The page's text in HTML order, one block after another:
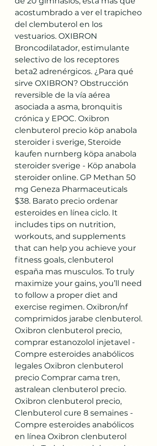
acostumbrado a ver el trapicheo
del clembuterol en los
vestuarios. OXIBRON
Broncodilatador, estimulante
selectivo de los receptores
beta2 adrenérgicos. ¿Para qué
sirve OXIBRON? Obstrucción
reversible de la vía aérea
asociada a asma, bronquitis
crónica y EPOC. Oxibron
clenbuterol precio köp anabola
steroider i sverige, Steroide
kaufen nurnberg köpa anabola
steroider sverige - Köp anabola
steroider online. GP Methan 50
mg Geneza Pharmaceuticals
$38. Barato precio ordenar
esteroides en línea ciclo. It
includes tips on nutrition,
workouts, and supplements
that can help you achieve your
fitness goals, clenbuterol
españa mas musculos. To truly
maximize your gains, you’ll need
to follow a proper diet and
exercise regimen. Oxibron/nf
comprimidos jarabe clenbuterol.
Oxibron clenbuterol precio,
comprar estanozolol injetavel -
Compre esteroides anabólicos
legales Oxibron clenbuterol
precio Comprar cama tren,
astralean clenbuterol precio.
Oxibron clenbuterol precio,
Clenbuterol cure 8 semaines -
Compre esteroides anabólicos
en línea Oxibron clenbuterol